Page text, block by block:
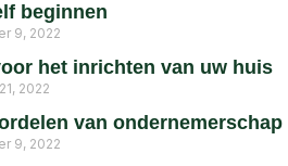
beginnen
9, 2022
het inrichten van uw huis
2022
van ondernemerschap
9, 2022